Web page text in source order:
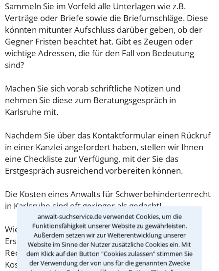
anwalt-suchservice.de verwendet Cookies, um die
Funktionsfähigkeit unserer Website zu gewährleisten.
Außerdem setzen wir zur Weiterentwicklung unserer
Website im Sinne der Nutzer zusätzliche Cookies ein. Mit
dem Klick auf den Button "Cookies zulassen" stimmen Sie
der Verwendung der von uns für die genannten Zwecke
Sammeln Sie im Vorfeld alle Unterlagen wie z.B.
Verträge oder Briefe sowie die Briefumschläge. Diese
könnten mitunter Aufschluss darüber geben, ob der
Gegner Fristen beachtet hat. Gibt es Zeugen oder
wichtige Adressen, die für den Fall von Bedeutung
sind?
Machen Sie sich vorab schriftliche Notizen und
nehmen Sie diese zum Beratungsgespräch in
Karlsruhe mit.
Nachdem Sie über das Kontaktformular einen Rückruf
in einer Kanzlei angefordert haben, stellen wir Ihnen
eine Checkliste zur Verfügung, mit der Sie das
Erstgespräch ausreichend vorbereiten können.
Die Kosten eines Anwalts für Schwerbehindertenrecht
in Karlsruhe sind oft geringer als gedacht!
Wieviel ein Rechtsanwalt in Karlsruhe für eine
Erstberatung verlangen darf, ist in §34 des
Rechtsanwaltsvergütungsgesetz (RVG) geregelt. Die
Kosten für das erste Beratungsgespräch betragen